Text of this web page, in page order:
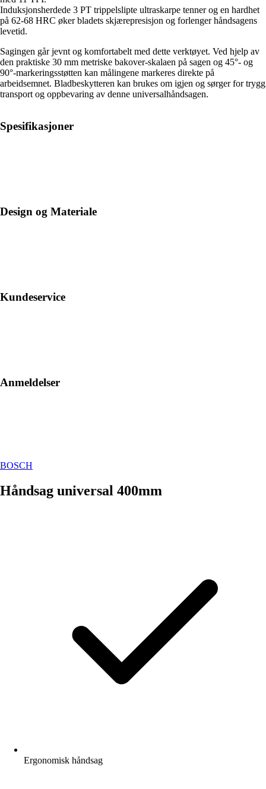
Induksjonsherdede 3 PT trippelslipte ultraskarpe tenner og en hardhet
på 62-68 HRC øker bladets skjærepresisjon og forlenger håndsagens
levetid.
Sagingen går jevnt og komfortabelt med dette verktøyet. Ved hjelp av
den praktiske 30 mm metriske bakover-skalaen på sagen og 45°- og
90°-markeringsstøtten kan målingene markeres direkte på
arbeidsemnet. Bladbeskytteren kan brukes om igjen og sørger for trygg
transport og oppbevaring av denne universalhåndsagen.
Spesifikasjoner
Design og Materiale
Kundeservice
Anmeldelser
BOSCH
Håndsag universal 400mm
Ergonomisk håndsag